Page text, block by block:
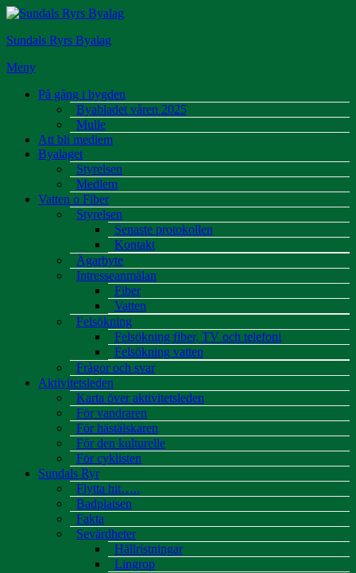
Hoppa
innehåll
Sundals Ryrs Byalag
Meny
På gång i bygden
Byabladet våren 2025
Mulle
Att bli medlem
Byalaget
Styrelsen
Medlem
Vatten o Fiber
Styrelsen
Senaste protokollen
Kontakt
Ägarbyte
Intresseanmälan
Fiber
Vatten
Felsökning
Felsökning fiber, TV och telefoni
Felsökning vatten
Frågor och svar
Aktivitetsleden
Karta över aktivitetsleden
För vandraren
För hästälskaren
För den kulturelle
För cyklisten
Sundals Ryr
Flytta hit…..
Badplatsen
Fakta
Sevärdheter
Hällristningar
Lingrop